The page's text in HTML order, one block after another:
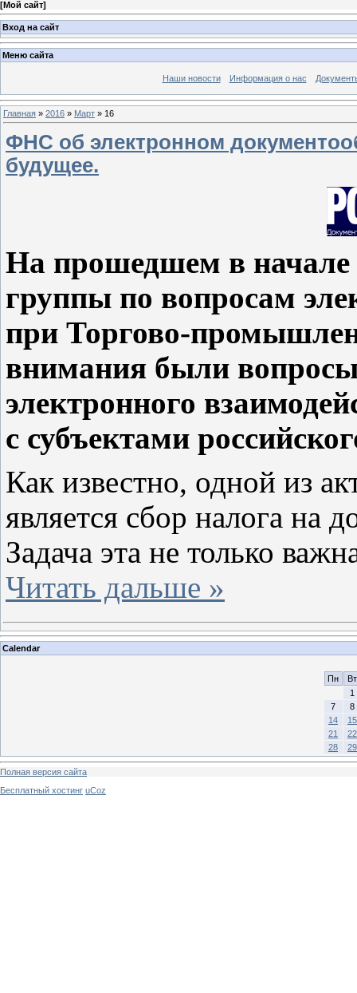
[Мой сайт]
Вход на сайт
Меню сайта
Наши новости Информация о нас
Главная » 2016 » Март » 16
ФНС об электронном
будущее.
На прошедшем в начале
группы по вопросам
при Торгово-
внимания были
электронного
с субъектами
Как известно, одной из
является сбор налога на
Задача эта не только
Читать дальше »
Calendar
Пн
Вт
1
7
8
14
15
21
22
28
29
Полная версия сайта
Бесплатный хостинг uCoz